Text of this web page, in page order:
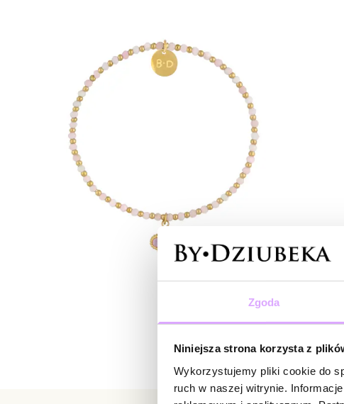
Zgoda
Niniejsza strona korzysta z
Wykorzystujemy pliki cookie do
ruch w naszej witrynie.